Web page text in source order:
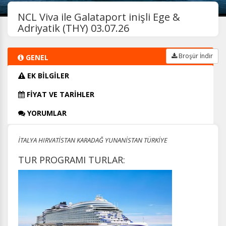
NCL Viva ile Galataport inişli Ege &
Adriyatik (THY) 03.07.26
GENEL
EK BİLGİLER
FİYAT VE TARİHLER
YORUMLAR
Broşür İndir
İTALYA HIRVATİSTAN KARADAĞ YUNANİSTAN TÜRKİYE
TUR PROGRAMI TURLAR: